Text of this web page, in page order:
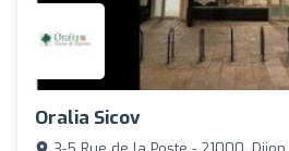
Oralia Sicov